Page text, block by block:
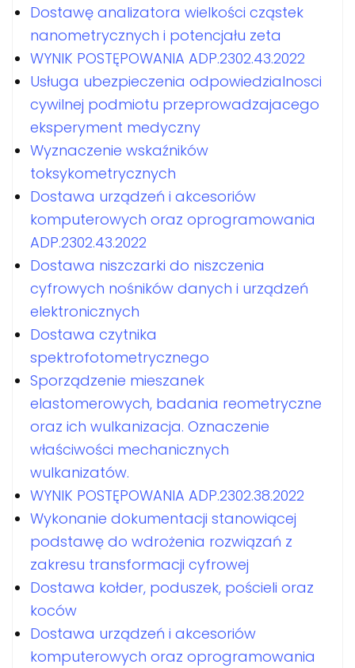
Dostawę analizatora wielkości cząstek
nanometrycznych i potencjału zeta
WYNIK POSTĘPOWANIA ADP.2302.43.2022
Usługa ubezpieczenia odpowiedzialnosci
cywilnej podmiotu przeprowadzajacego
eksperyment medyczny
Wyznaczenie wskaźników
toksykometrycznych
Dostawa urządzeń i akcesoriów
komputerowych oraz oprogramowania
ADP.2302.43.2022
Dostawa niszczarki do niszczenia
cyfrowych nośników danych i urządzeń
elektronicznych
Dostawa czytnika
spektrofotometrycznego
Sporządzenie mieszanek
elastomerowych, badania reometryczne
oraz ich wulkanizacja. Oznaczenie
właściwości mechanicznych
wulkanizatów.
WYNIK POSTĘPOWANIA ADP.2302.38.2022
Wykonanie dokumentacji stanowiącej
podstawę do wdrożenia rozwiązań z
zakresu transformacji cyfrowej
Dostawa kołder, poduszek, pościeli oraz
koców
Dostawa urządzeń i akcesoriów
komputerowych oraz oprogramowania